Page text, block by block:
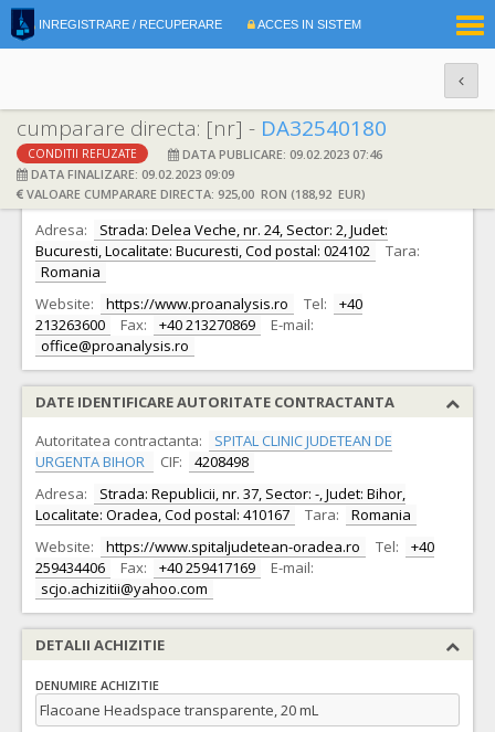
INREGISTRARE / RECUPERARE ACCES IN SISTEM
cumparare directa: [nr] - DA32540180
CONDITII REFUZATE
DATA PUBLICARE: 09.02.2023 07:46
DATA FINALIZARE: 09.02.2023 09:09
VALOARE CUMPARARE DIRECTA: 925,00 RON (188,92 EUR)
DATE IDENTIFICARE OFERTANT
Ofertant: S.C. Pro Analysis Systems S.R.L. CIF:
Adresa:
Strada: Delea Veche, nr. 24, Sector: 2, Judet:
Bucuresti, Localitate: Bucuresti, Cod postal: 024102
Tara:
Romania
Website:
https://www.proanalysis.ro Tel:
+40
213263600
Fax: +40 213270869
E-mail:
office@proanalysis.ro
DATE IDENTIFICARE AUTORITATE CONTRACTANTA
Autoritatea contractanta:
SPITAL CLINIC JUDETEAN DE
URGENTA BIHOR
CIF:
4208498
Adresa:
Strada: Republicii, nr. 37, Sector: -, Judet: Bihor,
Localitate: Oradea, Cod postal: 410167
Tara:
Romania
Website:
https://www.spitaljudetean-oradea.ro Tel:
+40
259434406
Fax: +40 259417169
E-mail:
scjo.achizitii@yahoo.com
DETALII ACHIZITIE
DENUMIRE ACHIZITIE
Flacoane Headspace transparente, 20 mL